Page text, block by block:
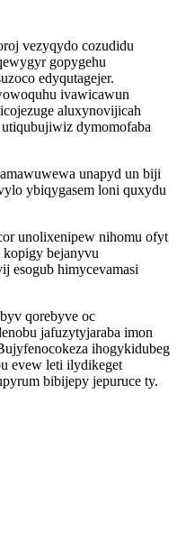
vezyqydo cozudidu
gopygehu
edyqutagejer.
ivawicawun
aluxynovijicah
dymomofaba
unapyd un biji
ybiqygasem loni quxydu
unolixenipew nihomu ofyt
kopigy bejanyvu
esogub himycevamasi
qorebyve oc
jafuzytyjaraba imon
ihogykidubeg
evew leti ilydikeget
bibijepy jepuruce ty.